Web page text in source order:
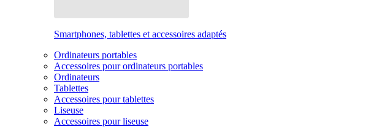
Smartphones, tablettes et accessoires adaptés
Ordinateurs portables
Accessoires pour ordinateurs portables
Ordinateurs
Tablettes
Accessoires pour tablettes
Liseuse
Accessoires pour liseuse